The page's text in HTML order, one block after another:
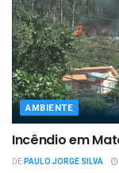
AMBIENTE
Incêndio em
DEPAULO JORGE SILVA